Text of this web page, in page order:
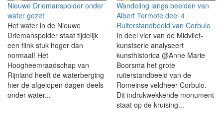
Nieuwe Driemanspolder onder
water gezet
Het water in de Nieuwe
Driemanspolder staat tijdelijk
een flink stuk hoger dan
normaal! Het
Hoogheemraadschap van
Rijnland heeft de waterberging
hier de afgelopen dagen deels
onder water...
Wandeling langs beelden van
Albert Termote deel 4
Ruiterstandbeeld van Corbulo
In deel vier van de Midvliet-
kunstserie analyseert
kunsthistorica @Anne Marie
Boorsma het grote
ruiterstandbeeld van de
Romeinse veldheer Corbulo.
Dit indrukwekkende monument
staat op de kruising...